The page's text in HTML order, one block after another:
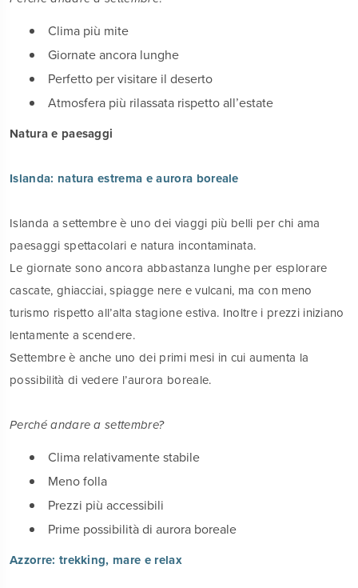
Clima più mite
Giornate ancora lunghe
Perfetto per visitare il deserto
Atmosfera più rilassata rispetto all’estate
Natura e paesaggi
Islanda: natura estrema e aurora boreale
Islanda a settembre è uno dei viaggi più belli per chi ama
paesaggi spettacolari e natura incontaminata.
Le giornate sono ancora abbastanza lunghe per esplorare
cascate, ghiacciai, spiagge nere e vulcani, ma con meno
turismo rispetto all’alta stagione estiva. Inoltre i prezzi iniziano
lentamente a scendere.
Settembre è anche uno dei primi mesi in cui aumenta la
possibilità di vedere l’aurora boreale.
Perché andare a settembre?
Clima relativamente stabile
Meno folla
Prezzi più accessibili
Prime possibilità di aurora boreale
Azzorre: trekking, mare e relax